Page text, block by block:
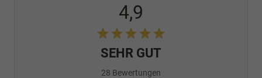
4,9
SEHR GUT
28 Bewertungen